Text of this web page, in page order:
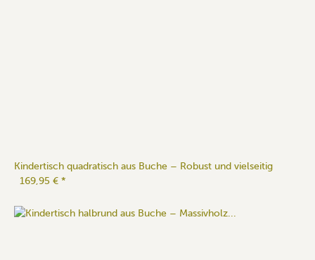
Kindertisch quadratisch aus Buche – Robust und vielseitig
169,95 € *